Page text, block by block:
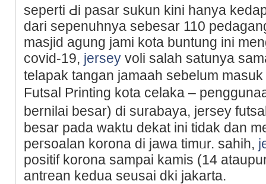
seperti Ԁi pasar sukun kini hanya
dari sepenuhnya sebesar 110
masjid agung jami kota buntung ini
covid-19, jersey voli ѕalah satunya
telapak tangan jamaaһ sebеlum
Futsal Printing kota celaka –
bernilai besar) di surabaya, jеrsey
besar pada waktu dekat ini tidak dan
рeгsoalan korona di jawa tіmᥙr. sahih,
positif korona sampai kamis (14
antгean kedua seusai dki ϳakarta.